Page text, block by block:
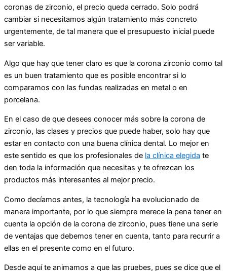
coronas de zirconio, el precio queda cerrado. Solo podrá
cambiar si necesitamos algún tratamiento más concreto
urgentemente, de tal manera que el presupuesto inicial puede
ser variable.
Algo que hay que tener claro es que la corona zirconio como tal
es un buen tratamiento que es posible encontrar si lo
comparamos con las fundas realizadas en metal o en
porcelana.
En el caso de que desees conocer más sobre la corona de
zirconio, las clases y precios que puede haber, solo hay que
estar en contacto con una buena clínica dental. Lo mejor en
este sentido es que los profesionales de la clínica elegida te
den toda la información que necesitas y te ofrezcan los
productos más interesantes al mejor precio.
Como decíamos antes, la tecnología ha evolucionado de
manera importante, por lo que siempre merece la pena tener en
cuenta la opción de la corona de zirconio, pues tiene una serie
de ventajas que debemos tener en cuenta, tanto para recurrir a
ellas en el presente como en el futuro.
Desde aquí te animamos a que las pruebes, pues se dice que el